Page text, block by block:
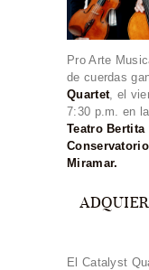
Pro Arte
de cuerdas
Quartet, el
7:30 p.m. en la
Teatro
Miramar.
El Catalyst